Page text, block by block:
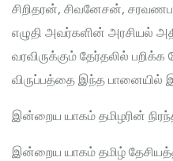
சிறிதரன், சிவனேசன்,
எழுதி அவர்களின் அரசியல்
வரவிருக்கும் தேர்தலில்
விருப்பத்தை இந்த பானையில்
இன்றைய யாகம் தமிழரின்
இன்றைய யாகம் தமிழ்